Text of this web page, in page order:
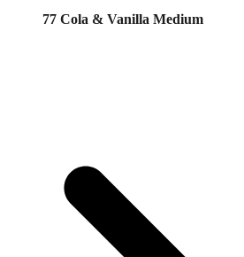
77 Cola & Vanilla Medium